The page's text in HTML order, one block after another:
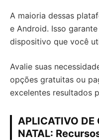
A maioria dessas
e Android. Isso
dispositivo que você
Avalie suas
opções gratuitas ou
excelentes resultados
APLICATIVO DE
NATAL: